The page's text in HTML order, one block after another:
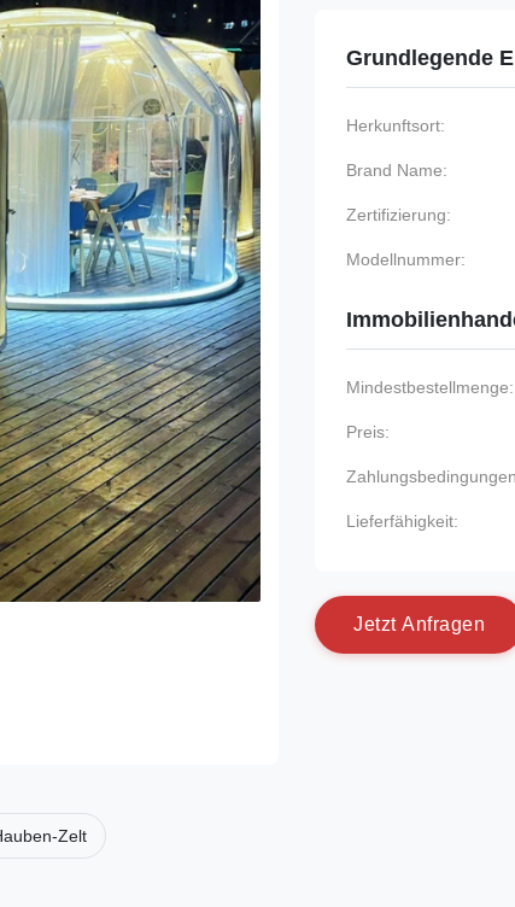
Grundlegende
Herkunftsort:
Brand Name:
Zertifizierung:
Modellnummer:
Mindestbestellmenge:
Preis:
Lieferfähigkeit:
Jetzt Anfragen
Zelt